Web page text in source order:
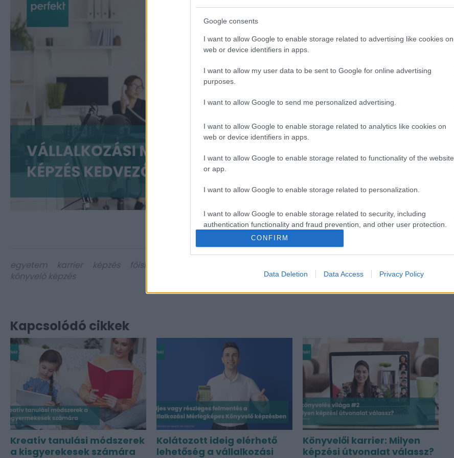
Google consents
I want to allow Google to enable storage related to advertising like cookies on
web or device identifiers in apps.
I want to allow my user data to be sent to Google for online advertising
purposes.
I want to allow Google to send me personalized advertising.
I want to allow Google to enable storage related to analytics like cookies on
web or device identifiers in apps.
I want to allow Google to enable storage related to functionality of the website
or app.
I want to allow Google to enable storage related to personalization.
I want to allow Google to enable storage related to security, including
authentication functionality and fraud prevention, and other user protection.
CONFIRM
Data Deletion Data Access Privacy Policy
egyetem karrier képzés főiskola
könyvelő képzés
Kapcsolódó cikkek
Kreatív tanulási módszerek
a kisgyerekesek számára
Kolátozott ideig elérhető
lehetőség a vállalkozási
Könyvelői karrier: Milyen
képzési útvonalat válassz?